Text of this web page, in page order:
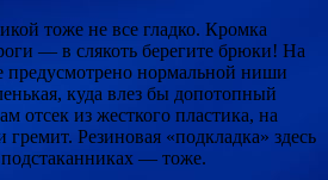
тоже не все гладко. Кромка
— в слякоть берегите брюки! На
предусмотрено нормальной ниши
куда влез бы допотопный
отсек из жесткого пластика, на
гремит. Резиновая «подкладка» здесь
— тоже.